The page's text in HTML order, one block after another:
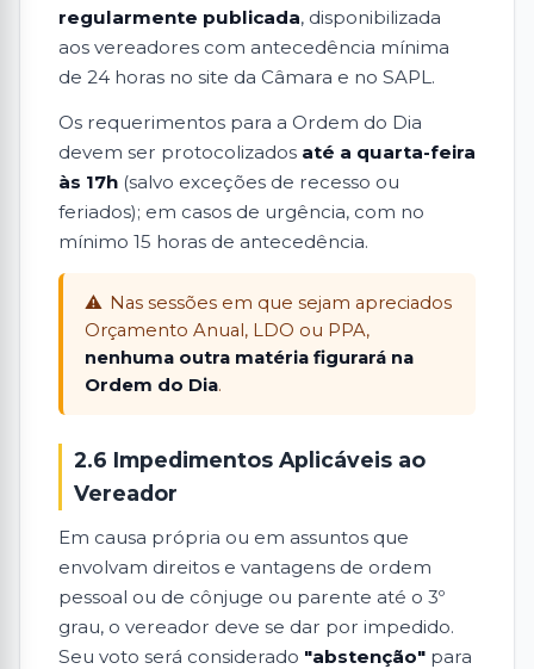
regularmente publicada, disponibilizada
aos vereadores com antecedência mínima
de 24 horas no site da Câmara e no SAPL.
Os requerimentos para a Ordem do Dia
devem ser protocolizados até a quarta-feira
às 17h (salvo exceções de recesso ou
feriados); em casos de urgência, com no
mínimo 15 horas de antecedência.
Nas sessões em que sejam apreciados
Orçamento Anual, LDO ou PPA,
nenhuma outra matéria figurará na
Ordem do Dia.
2.6 Impedimentos Aplicáveis ao
Vereador
Em causa própria ou em assuntos que
envolvam direitos e vantagens de ordem
pessoal ou de cônjuge ou parente até o 3º
grau, o vereador deve se dar por impedido.
Seu voto será considerado "abstenção" para